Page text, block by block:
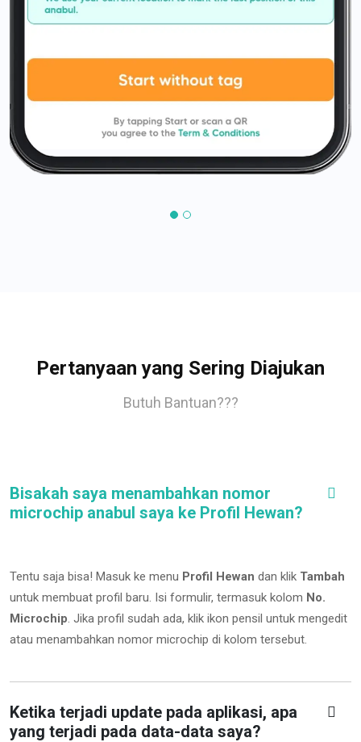
Pertanyaan yang Sering Diajukan
Butuh Bantuan???
Bisakah saya menambahkan nomor
microchip anabul saya ke Profil Hewan?
Tentu saja bisa! Masuk ke menu Profil Hewan dan klik Tambah
untuk membuat profil baru. Isi formulir, termasuk kolom No.
Microchip. Jika profil sudah ada, klik ikon pensil untuk mengedit
atau menambahkan nomor microchip di kolom tersebut.
Ketika terjadi update pada aplikasi, apa
yang terjadi pada data-data saya?